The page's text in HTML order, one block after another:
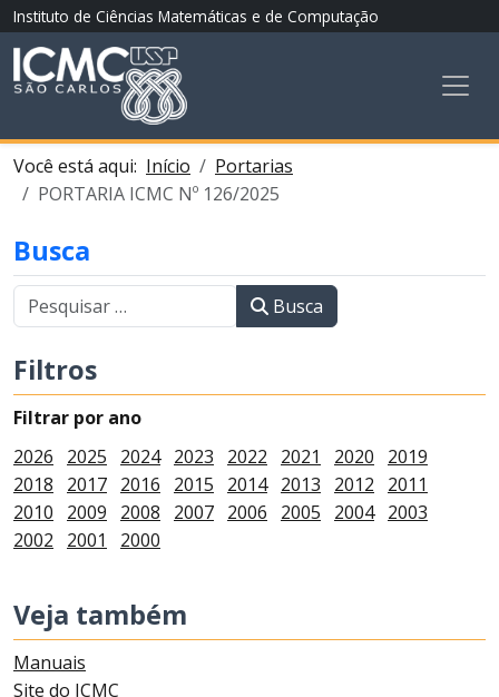
Instituto de Ciências Matemáticas e de Computação
Você está aqui: Início
Portarias
PORTARIA ICMC Nº 126/2025
Busca
Busca
Filtros
Filtrar por ano
2026
2025 2024 2023 2022 2021 2020
2019
2018
2017 2016 2015 2014 2013 2012
2011
2010
2009 2008 2007 2006 2005 2004 2003
2002
2001 2000
Veja também
Manuais
Site do ICMC